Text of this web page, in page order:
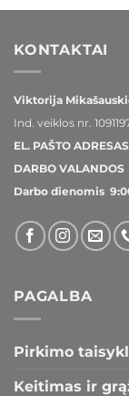
KONTAKTAI
Viktorija
Ind. veiklos nr.
EL. PAŠTO ADRESAS
DARBO VALANDOS
Darbo dienomis
PAGALBA
Pirkimo
Keitimas ir